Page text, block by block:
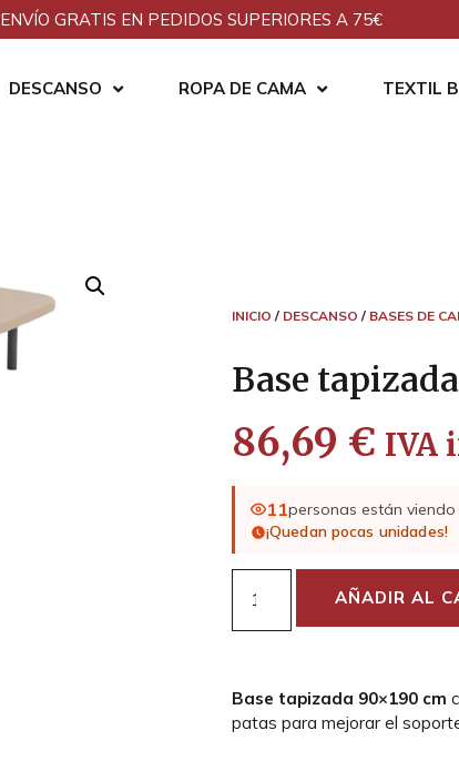
ENVÍO GRATIS EN PEDIDOS SUPERIORES A 75€
DESCANSO ROPA DE CAMA TEXTIL
INICIO / DESCANSO / BASES DE
Base
86,69 € IVA
11personas están
¡Quedan pocas unidades!
AÑADIR AL
Base tapizada 90×190 cm
patas para mejorar el